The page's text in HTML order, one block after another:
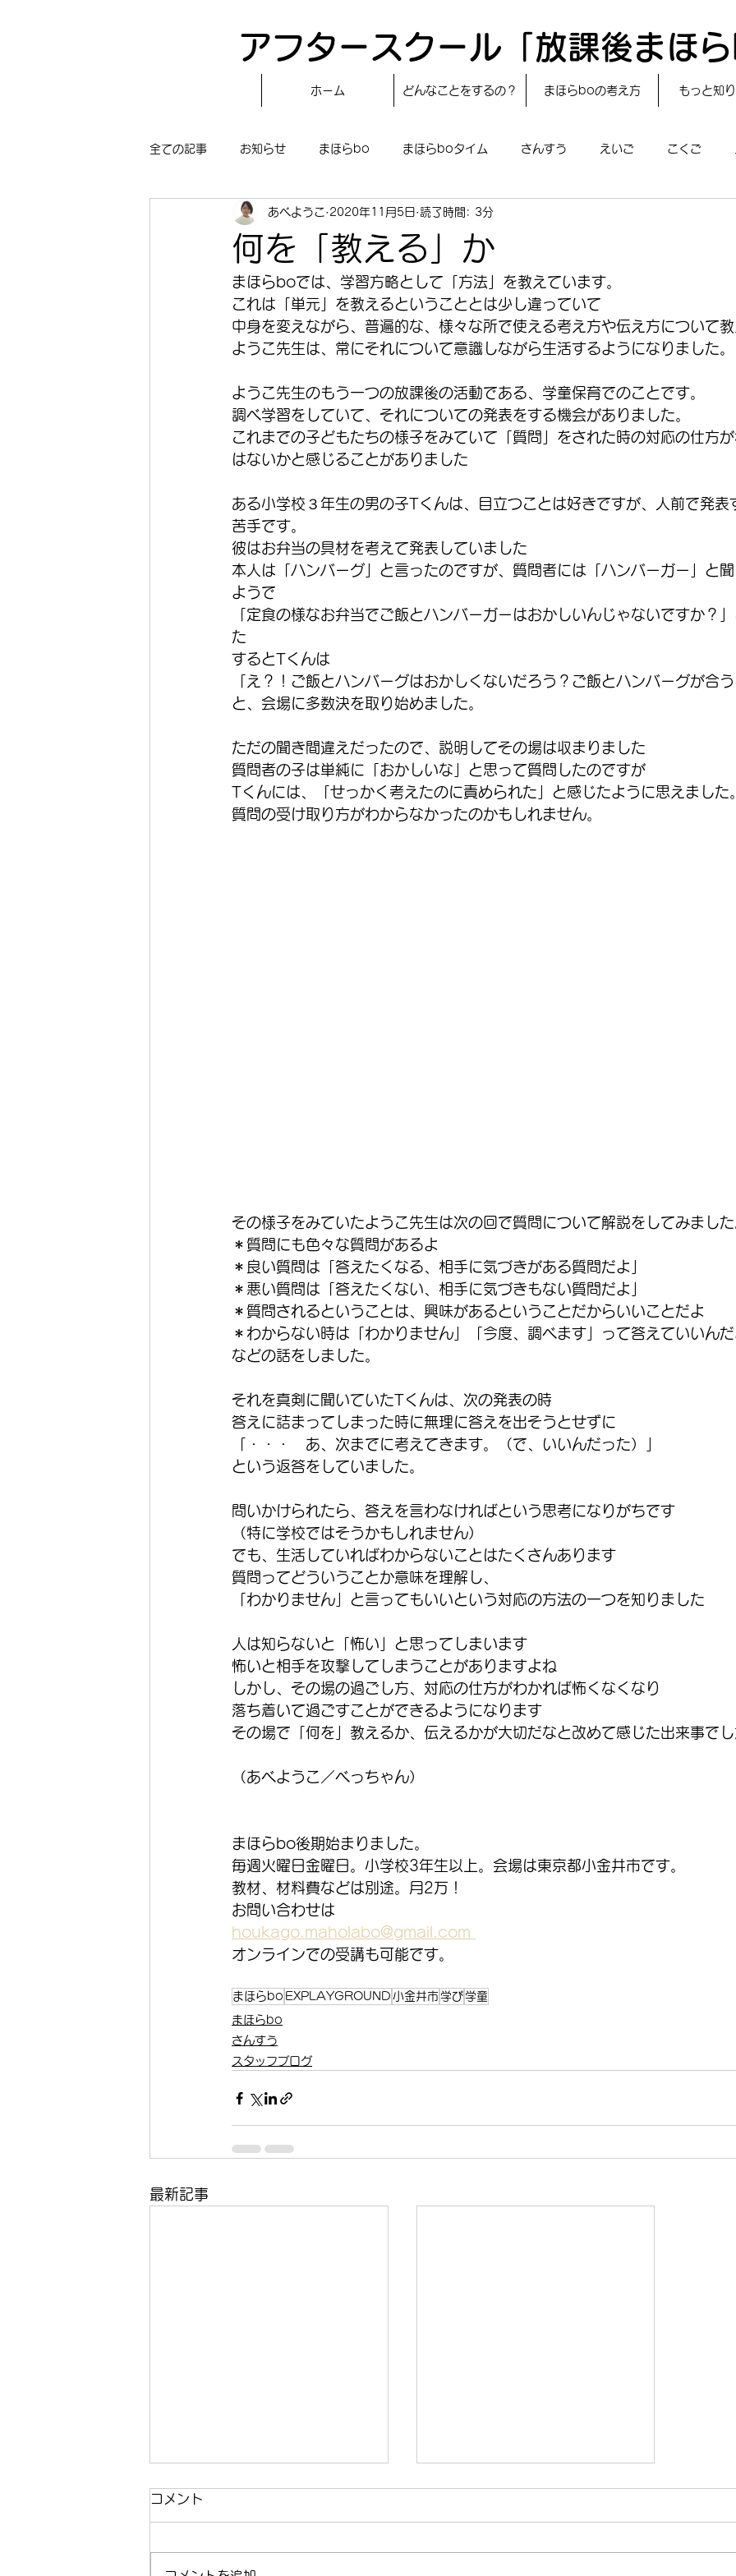
アフタースクール「放課後まほ
ホーム どんなことをするの？ まほらboの考え方 もっと知
全ての記事 お知らせ まほらbo まほらboタイム さんすう えいご こくご
〝自分で作る〟もぐもぐタイム レシピ 24節気
まほらboの学習／仕事 まほらboのあそび まほらboの催し／行事
冒険まほらbo
何を「教える」か
あべようこ 2020年11月5日 読了時間: 3分
まほらboでは、学習方略として「方法」を教えています。
これは「単元」を教えるということとは少し違っていて
中身を変えながら、普遍的な、様々な所で使える考え方や伝え方について
ようこ先生は、常にそれについて意識しながら生活するようになりました。
ようこ先生のもう一つの放課後の活動である、学童保育でのことです。
調べ学習をしていて、それについての発表をする機会がありました。
これまでの子どもたちの様子をみていて「質問」をされた時の対応の仕方
はないかと感じることがありました
ある小学校３年生の男の子Tくんは、目立つことは好きですが、人前で発表
苦手です。
彼はお弁当の具材を考えて発表していました
本人は「ハンバーグ」と言ったのですが、質問者には「ハンバーガー」と
ようで
「定食の様なお弁当でご飯とハンバーガーはおかしいんじゃないですか？
た
するとTくんは
「え？！ご飯とハンバーグはおかしくないだろう？ご飯とハンバーグが合
と、会場に多数決を取り始めました。
ただの聞き間違えだったので、説明してその場は収まりました
質問者の子は単純に「おかしいな」と思って質問したのですが
Tくんには、「せっかく考えたのに責められた」と感じたように思えました
質問の受け取り方がわからなかったのかもしれません。
その様子をみていたようこ先生は次の回で質問について解説をしてみまし
＊質問にも色々な質問があるよ
＊良い質問は「答えたくなる、相手に気づきがある質問だよ」
＊悪い質問は「答えたくない、相手に気づきもない質問だよ」
＊質問されるということは、興味があるということだからいいことだよ
＊わからない時は「わかりません」「今度、調べます」って答えていいん
などの話をしました。
それを真剣に聞いていたTくんは、次の発表の時
答えに詰まってしまった時に無理に答えを出そうとせずに
「・・・　あ、次までに考えてきます。（で、いいんだった）」
という返答をしていました。
問いかけられたら、答えを言わなければという思考になりがちです
（特に学校ではそうかもしれません）
でも、生活していればわからないことはたくさんあります
質問ってどういうことか意味を理解し、
「わかりません」と言ってもいいという対応の方法の一つを知りました
人は知らないと「怖い」と思ってしまいます
怖いと相手を攻撃してしまうことがありますよね
しかし、その場の過ごし方、対応の仕方がわかれば怖くなくなり
落ち着いて過ごすことができるようになります
その場で「何を」教えるか、伝えるかが大切だなと改めて感じた出来事で
（あべようこ／べっちゃん）
まほらbo後期始まりました。
毎週火曜日金曜日。小学校3年生以上。会場は東京都小金井市です。
教材、材料費などは別途。月2万！
お問い合わせは
houkago.maholabo@gmail.com
オンラインでの受講も可能です。
まほらbo EXPLAYGROUND 小金井市 学び学童
まほらbo
さんすう
スタッフブログ
最新記事
コメント